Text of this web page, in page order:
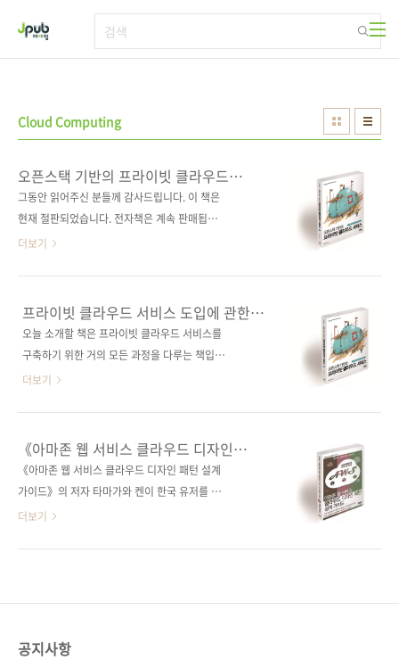
Cloud Computing
오픈스택 기반의 프라이빗 클라우드
서비스: 기획에서 구축과 운영까지
그동안 읽어주신 분들께 감사드립니다. 이 책은
현재 절판되었습니다. 전자책은 계속 판매됩니
다.2017년 세종도서 학술분야 우수도서 선정!클
서11번가] [반디앤루니스] [알라딘] [예스이십
사] [인터파크] 전자책 구매 사이트(가나다순)[교
보문고] [구글북스] [리디북스] [알라딘] [예스이
박상수출판일 2016년 9월 30일페이지 368쪽
시리즈 I♥Cloud 12 (아이러브클라우드 12)판
cover)정 가 30,000원ISBN 979-11-85890-
68-5 (93000)키워드 오픈스택 / 프라이빗 클라
우드 서비..
더보기
프라이빗 클라우드 서비스 도입에 관한
거의 모든 것!
오늘 소개할 책은 프라이빗 클라우드 서비스를
구축하기 위한 거의 모든 과정을 다루는 책입니
다. 클라우드 컴퓨팅의 기본 개념을 먼저 설명하
니다. 15년 이상의 베테랑 개발자이자 저자들은
국내 최대 IaaS 서비스 업체의 프라이빗 클라우
드 구축 컨설팅을 비롯하여 다양한 클라우드 서
은 실무 노하우를 이 책에 고스란히 풀어놓았습
니다. 그것도 요즘 클라우드의 대세로 떠오르고
상의 해외 유..
더보기
《아마존 웹 서비스 클라우드 디자인
패턴 설계 가이드》의 저자 타마가와 켄
방한 세미나 개최
《아마존 웹 서비스 클라우드 디자인 패턴 설계
가이드》의 저자 타마가와 켄이 한국 유저를 위
한 세미나를 개최합니다. AWS에 대해서 기존에
사례를 통한 이야기를 한다니, 새로이 서비스를
더보기
공지사항